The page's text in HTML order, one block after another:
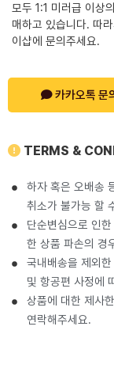
모두 1:1 미러급 이상
매하고 있습니다. 따
이샵에 문의주세요.
카카오톡 문
TERMS &
하자 혹은 오배송
취소가 불가능 할
단순변심으로 인
한 상품 파손의 경
국내배송을 제외
및 항공편 사정에
상품에 대한 제사
연락해주세요.